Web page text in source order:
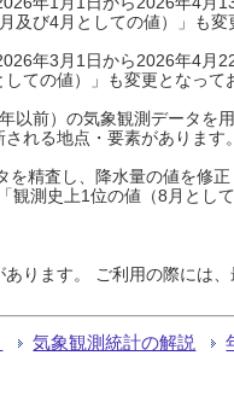
び4月としての値）」も変
年3月1日から2026年4月
ての値）」も変更となっ
前）の気象観測データを
れる地点・要素があります
精査し、降水量の値を修
観測史上1位の値（8月とし
ります。 ご利用の際には
気象観測統計の解説